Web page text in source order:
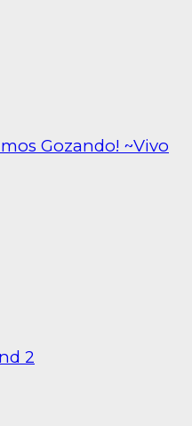
Gozando! ~Vivo
2